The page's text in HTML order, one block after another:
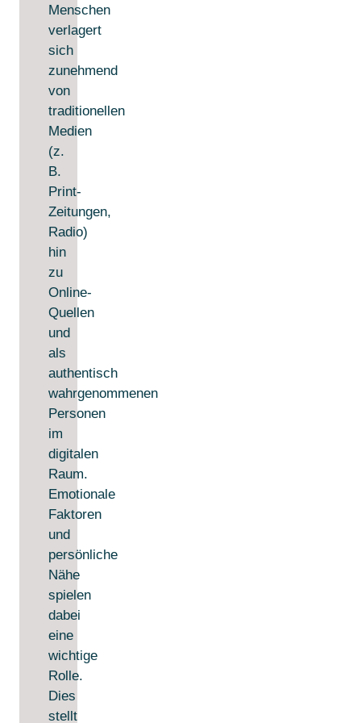
Menschen
verlagert
sich
zunehmend
von
traditionellen
Medien
(z.
B.
Print-
Zeitungen,
Radio)
hin
zu
Online-
Quellen
und
als
authentisch
wahrgenommenen
Personen
im
digitalen
Raum.
Emotionale
Faktoren
und
persönliche
Nähe
spielen
dabei
eine
wichtige
Rolle.
Dies
stellt